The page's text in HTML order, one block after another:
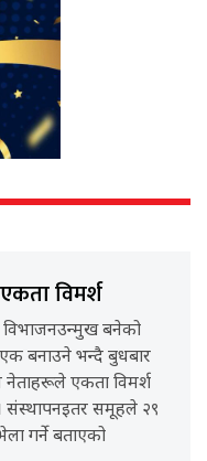
विमर्श
विभाजनउन्मुख बनेको
बनाउने भन्दै बुधबार
नेताहरूले एकता विमर्श
संस्थापनइतर समूहले २९
भेला गर्ने बताएको